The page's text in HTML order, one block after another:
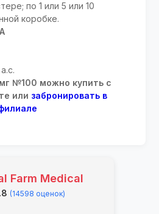
по 1 или 5 или 10
коробке.
№100 можно купить с
или забронировать в
Farm Medical
(14598 оценок)